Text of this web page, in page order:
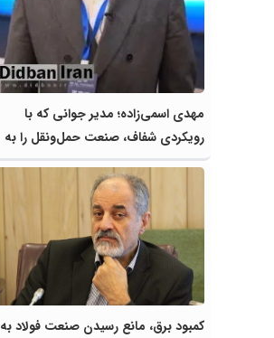
مهدی اسمی‌زاده؛ مدیر جوانی که با
رویکردی شفاف، صنعت حمل‌ونقل را به
سمت نوسازی و اشتغال‌زایی سوق داده
کمبود برق، مانع رسیدن صنعت فولاد به